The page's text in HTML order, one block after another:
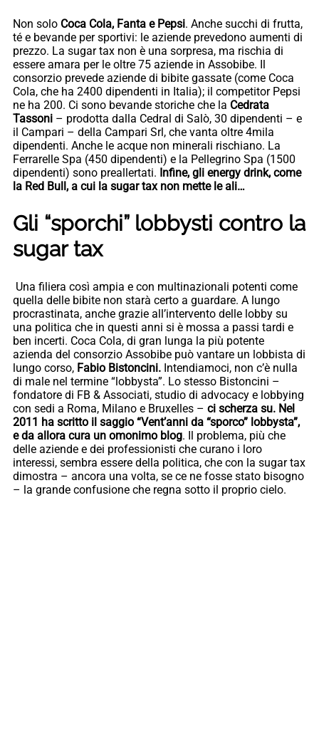
Non solo Coca Cola, Fanta e Pepsi. Anche succhi di frutta,
té e bevande per sportivi: le aziende prevedono aumenti di
prezzo. La sugar tax non è una sorpresa, ma rischia di
essere amara per le oltre 75 aziende in Assobibe. Il
consorzio prevede aziende di bibite gassate (come Coca
Cola, che ha 2400 dipendenti in Italia); il competitor Pepsi
ne ha 200. Ci sono bevande storiche che la Cedrata
Tassoni – prodotta dalla Cedral di Salò, 30 dipendenti – e
il Campari – della Campari Srl, che vanta oltre 4mila
dipendenti. Anche le acque non minerali rischiano. La
Ferrarelle Spa (450 dipendenti) e la Pellegrino Spa (1500
dipendenti) sono preallertati. Infine, gli energy drink, come
la Red Bull, a cui la sugar tax non mette le ali…
Gli “sporchi” lobbysti contro la
sugar tax
Una filiera così ampia e con multinazionali potenti come
quella delle bibite non starà certo a guardare. A lungo
procrastinata, anche grazie all’intervento delle lobby su
una politica che in questi anni si è mossa a passi tardi e
ben incerti. Coca Cola, di gran lunga la più potente
azienda del consorzio Assobibe può vantare un lobbista di
lungo corso, Fabio Bistoncini. Intendiamoci, non c’è nulla
di male nel termine “lobbysta”. Lo stesso Bistoncini –
fondatore di FB & Associati, studio di advocacy e lobbying
con sedi a Roma, Milano e Bruxelles – ci scherza su. Nel
2011 ha scritto il saggio “Vent’anni da “sporco” lobbysta”,
e da allora cura un omonimo blog. Il problema, più che
delle aziende e dei professionisti che curano i loro
interessi, sembra essere della politica, che con la sugar tax
dimostra – ancora una volta, se ce ne fosse stato bisogno
– la grande confusione che regna sotto il proprio cielo.